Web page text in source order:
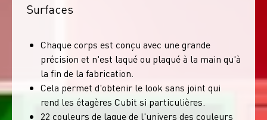
Surfaces
Chaque corps est conçu avec une grande
précision et n'est laqué ou plaqué à la main qu'à
la fin de la fabrication.
Cela permet d'obtenir le look sans joint qui
rend les étagères Cubit si particulières.
22 couleurs de laque de l'univers des couleurs